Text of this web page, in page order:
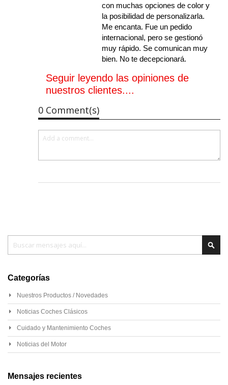
con muchas opciones de color y
la posibilidad de personalizarla.
Me encanta. Fue un pedido
internacional, pero se gestionó
muy rápido. Se comunican muy
bien. No te decepcionará.
Seguir leyendo las opiniones de
nuestros clientes....
0 Comment(s)
Categorías
Nuestros Productos / Novedades
Noticias Coches Clásicos
Cuidado y Mantenimiento Coches
Noticias del Motor
Mensajes recientes